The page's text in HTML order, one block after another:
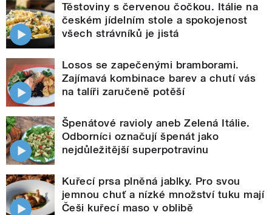
Těstoviny s červenou čočkou. Itálie na
českém jídelním stole a spokojenost
všech strávníků je jistá
Losos se zapečenými bramborami.
Zajímavá kombinace barev a chutí vás
na talíři zaručeně potěší
Špenátové ravioly aneb Zelená Itálie.
Odborníci označují špenát jako
nejdůležitější superpotravinu
Kuřecí prsa plněná jablky. Pro svou
jemnou chuť a nízké množství tuku mají
Češi kuřecí maso v oblibě